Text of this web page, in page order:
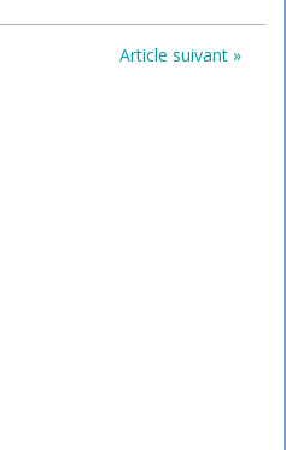
Article suivant »